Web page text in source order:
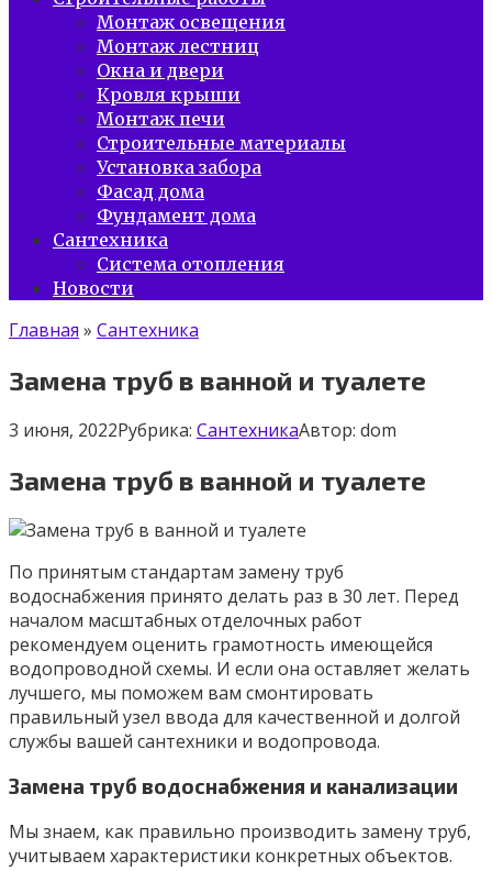
Монтаж освещения
Монтаж лестниц
Окна и двери
Кровля крыши
Монтаж печи
Строительные материалы
Установка забора
Фасад дома
Фундамент дома
Сантехника
Система отопления
Новости
Главная » Сантехника
Замена труб в ванной и туалете
3 июня, 2022Рубрика: СантехникаАвтор: dom
Замена труб в ванной и туалете
По принятым стандартам замену труб
водоснабжения принято делать раз в 30 лет. Перед
началом масштабных отделочных работ
рекомендуем оценить грамотность имеющейся
водопроводной схемы. И если она оставляет желать
лучшего, мы поможем вам смонтировать
правильный узел ввода для качественной и долгой
службы вашей сантехники и водопровода.
Замена труб водоснабжения и канализации
Мы знаем, как правильно производить замену труб,
учитываем характеристики конкретных объектов.